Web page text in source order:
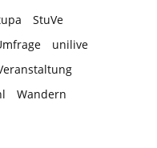
StuVe
unilive
Wandern